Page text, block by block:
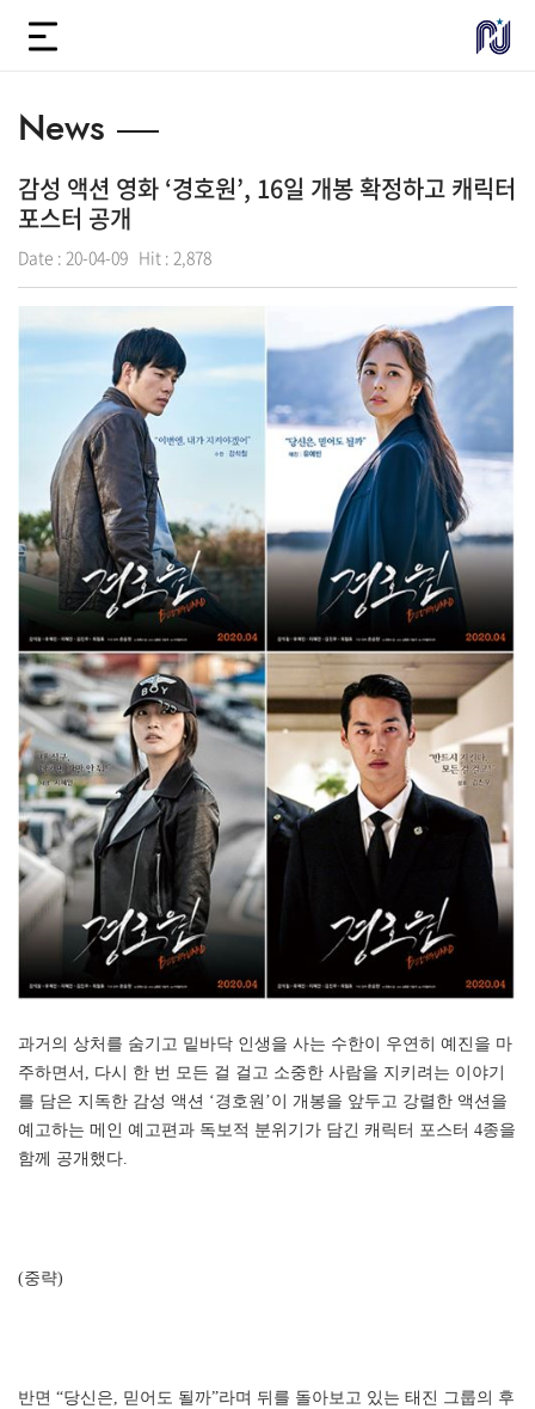
News
감성 액션 영화 ‘경호원’, 16일 개봉 확정하고 캐릭터
포스터 공개
Date : 20-04-09 Hit : 2,878
과거의 상처를 숨기고 밑바닥 인생을 사는 수한이 우연히 예진을 마
주하면서, 다시 한 번 모든 걸 걸고 소중한 사람을 지키려는 이야기
를 담은 지독한 감성 액션 ‘경호원’이 개봉을 앞두고 강렬한 액션을
예고하는 메인 예고편과 독보적 분위기가 담긴 캐릭터 포스터 4종을
함께 공개했다.
(중략)
반면 “당신은, 믿어도 될까”라며 뒤를 돌아보고 있는 태진 그룹의 후